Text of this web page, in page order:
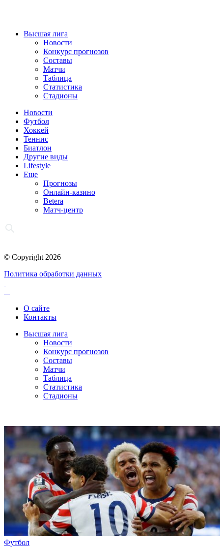
Высшая лига
Новости
Конкурс прогнозов
Составы
Матчи
Таблица
Статистика
Стадионы
Новости
Футбол
Хоккей
Теннис
Биатлон
Другие виды
Lifestyle
Еще
Прогнозы
Онлайн-казино
Betera
Матч-центр
© Copyright 2026
Политика обработки данных
О сайте
Контакты
Высшая лига
Новости
Конкурс прогнозов
Составы
Матчи
Таблица
Статистика
Стадионы
Футбол